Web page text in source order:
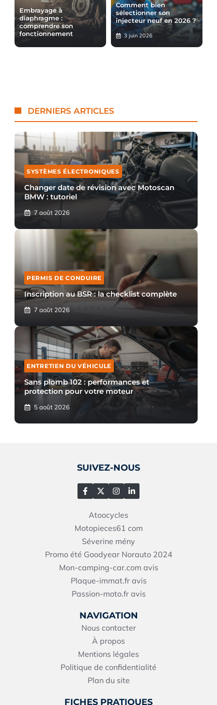
Embrayage à
diaphragme :
comprendre son
fonctionnement
Comment bien
sélectionner son
injecteur neuf en 2026 ?
3 juin 2026
DERNIERS ARTICLES
SYSTÈMES ÉLECTRONIQUES
Changer date de révision avec Motoscan
BMW : tutoriel
7 août 2026
PERMIS DE CONDUIRE
Inscription au BSR : la checklist complète
7 août 2026
ENTRETIEN DU VÉHICULE
Sans plomb 102 : performances et
protection pour votre moteur
5 août 2026
FICHES PRATIQUES
NAVIGATION
Nous contacter
À propos
Mentions légales
Politique de confidentialité
Plan du site
SUIVEZ-NOUS
Atoocycles
Motopieces61 com
Séverine mény
Promo été Goodyear Norauto 2024
Mon-camping-car.com avis
Plaque-immat.fr avis
Passion-moto.fr avis